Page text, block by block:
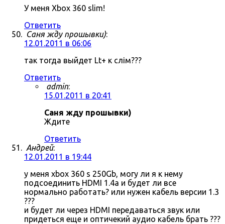
У меня Xbox 360 slim!
Ответить
Саня жду прошывки):
12.01.2011 в 06:06
так тогда выйдет Lt+ к слім???
Ответить
admin:
15.01.2011 в 20:41
Саня жду прошывки)
Ждите
Ответить
Андрей:
12.01.2011 в 19:44
у меня xbox 360 s 250Gb, могу ли я к нему
подсоединить HDMI 1.4a и будет ли все
нормально работать? или нужен кабель версии 1.3
???
и будет ли через HDMI передаваться звук или
придеться еще и оптичекий аудио кабель брать ???